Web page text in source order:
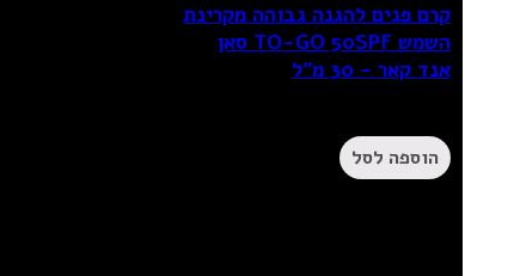
קרם פנים להגנה גבוהה מקרינת
השמש TO-GO 50SPF סאן
אנד קאר – 30 מ”ל
הוספה לסל